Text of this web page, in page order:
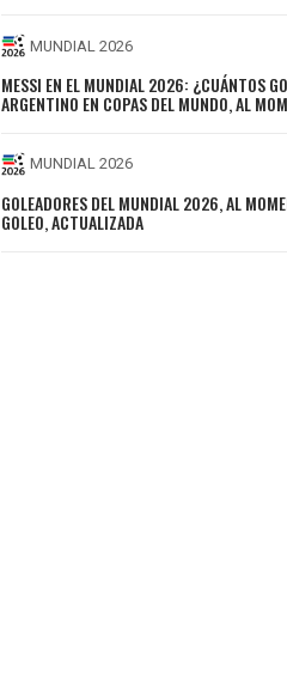
MUNDIAL 2026
MESSI EN EL MUNDIAL 2026: ¿CUÁNTOS
ARGENTINO EN COPAS DEL MUNDO, AL
MUNDIAL 2026
GOLEADORES DEL MUNDIAL 2026, AL
GOLEO, ACTUALIZADA